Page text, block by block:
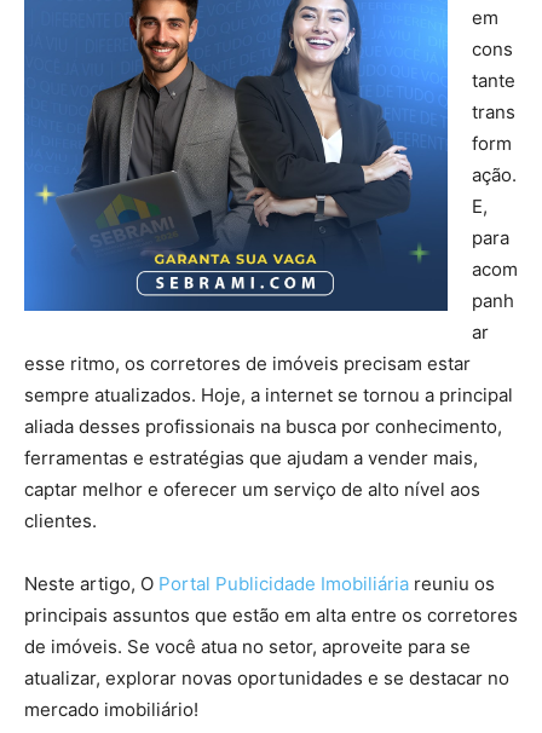
em
cons
tante
trans
form
ação.
E,
para
acom
panh
ar
esse ritmo, os corretores de imóveis precisam estar
sempre atualizados. Hoje, a internet se tornou a principal
aliada desses profissionais na busca por conhecimento,
ferramentas e estratégias que ajudam a vender mais,
captar melhor e oferecer um serviço de alto nível aos
clientes.
Neste artigo, O Portal Publicidade Imobiliária reuniu os
principais assuntos que estão em alta entre os corretores
de imóveis. Se você atua no setor, aproveite para se
atualizar, explorar novas oportunidades e se destacar no
mercado imobiliário!